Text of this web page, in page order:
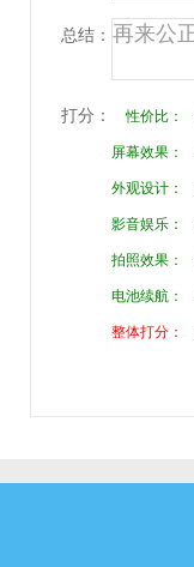
总结：
打分： 性价比：
屏幕效果：
外观设计：
影音娱乐：
拍照效果：
电池续航：
整体打分：